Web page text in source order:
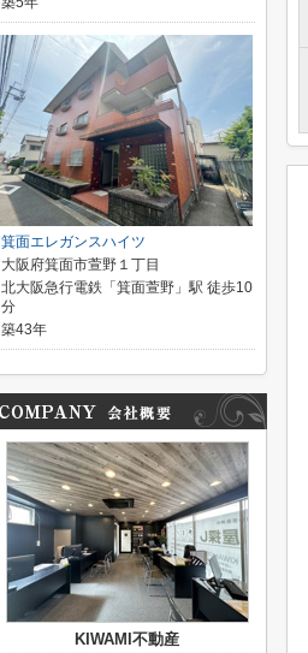
箕面エレガンスハイツ
大阪府箕面市萱野１丁目
北大阪急行電鉄「箕面萱野」駅 徒歩10
分
築43年
KIWAMI不動産